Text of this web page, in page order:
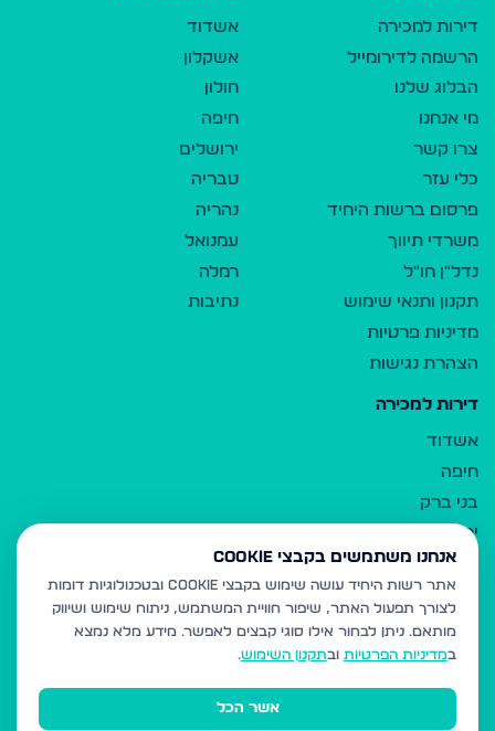
דירות למכירה
הרשמה לדירומייל
הבלוג שלנו
מי אנחנו
צרו קשר
כלי עזר
פרסום ברשות היחיד
משרדי תיווך
נדל"ן חו"ל
תקנון ותנאי שימוש
מדיניות פרטיות
הצהרת נגישות
אשדוד
אשקלון
חולון
חיפה
ירושלים
טבריה
נהריה
עמנואל
רמלה
נתיבות
דירות למכירה
אשדוד
חיפה
בני ברק
ירושלים
אלעד
גבעת זאב
בית שמש
רכסים
מודיעין עילית
אנחנו משתמשים בקבצי Cookie
אתר רשות היחיד עושה שימוש בקבצי Cookie ובטכנולוגיות דומות
לצורך תפעול האתר, שיפור חוויית המשתמש, ניתוח שימוש ושיווק
מותאם. ניתן לבחור אילו סוגי קבצים לאפשר. מידע מלא נמצא
במדיניות הפרטיות ובתקנון השימוש.
אשר הכל